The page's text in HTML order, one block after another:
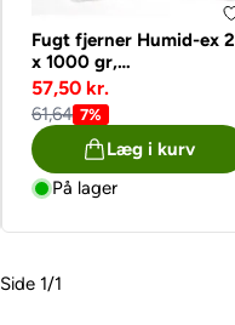
Fugt fjerner Humid-ex 2
x 1000 gr,
påfyldningsposer
57,50 kr.
61,64 7%
Læg i kurv
På lager
Side 1/1